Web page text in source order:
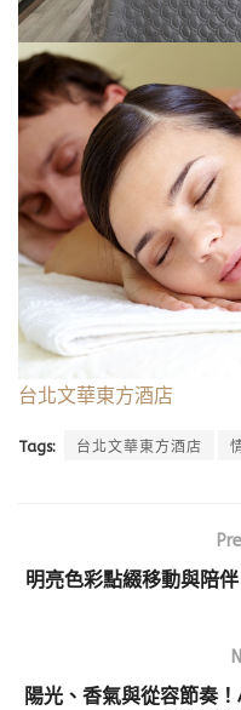
台北文華東方酒店
Tags: 台北文華東方酒店
明亮色彩點綴移動與陪
陽光、香氣與從容節奏